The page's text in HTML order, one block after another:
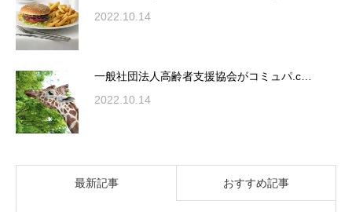
2022.10.14
一般社団法人高齢者支援協会がコミュパ.c…
2022.10.14
最新記事 おすすめ記事